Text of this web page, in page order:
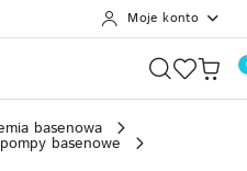
Moje konto
basenowa
basenowe